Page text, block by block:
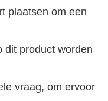
plaatsen om een
dit product worden
vraag, om ervoor